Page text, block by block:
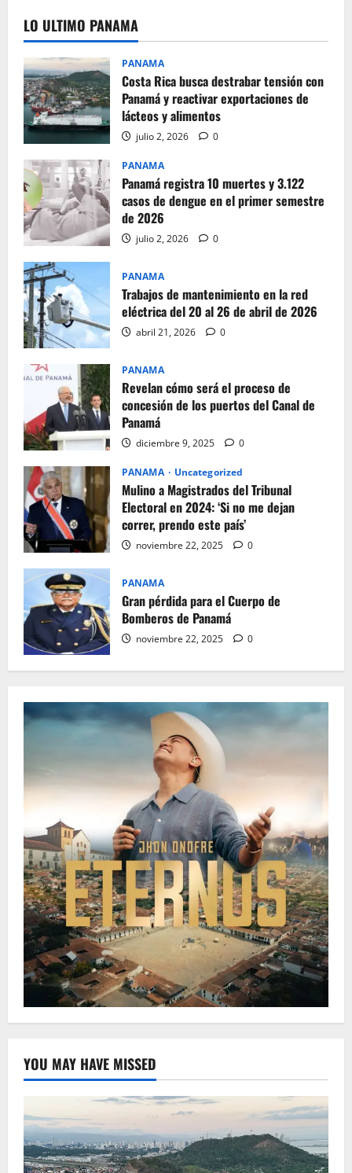
LO ULTIMO PANAMA
PANAMA
Costa Rica busca destrabar tensión con
Panamá y reactivar exportaciones de
lácteos y alimentos
julio 2, 2026 0
PANAMA
Panamá registra 10 muertes y 3.122
casos de dengue en el primer semestre
de 2026
julio 2, 2026 0
PANAMA
Trabajos de mantenimiento en la red
eléctrica del 20 al 26 de abril de 2026
abril 21, 2026 0
PANAMA
Revelan cómo será el proceso de
concesión de los puertos del Canal de
Panamá
diciembre 9, 2025 0
PANAMA Uncategorized
Mulino a Magistrados del Tribunal
Electoral en 2024: ‘Si no me dejan
correr, prendo este país’
noviembre 22, 2025 0
PANAMA
Gran pérdida para el Cuerpo de
Bomberos de Panamá
noviembre 22, 2025 0
YOU MAY HAVE MISSED